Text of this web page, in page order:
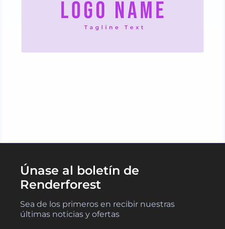
Únase al boletín de
Renderforest
Sea de los primeros en recibir nuestras
últimas noticias y ofertas